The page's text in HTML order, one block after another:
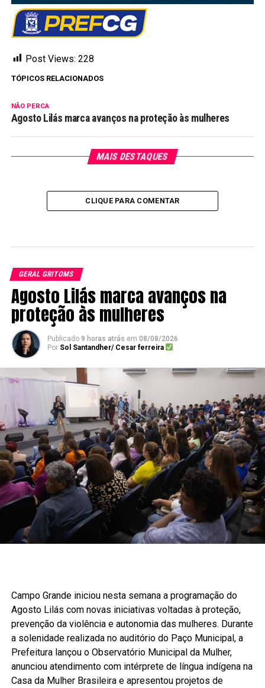
Post Views: 228
TÓPICOS RELACIONADOS
NÃO PERCA
Agosto Lilás marca avanços na proteção às mulheres
MAIS DESTAQUES
CLIQUE PARA COMENTAR
GERAL GRITOMS
Agosto Lilás marca avanços na
proteção às mulheres
Publicado 9 horas atrás em 08/08/2026
Por Sol Santandher/ Cesar ferreira
Campo Grande iniciou nesta semana a programação do
Agosto Lilás com novas iniciativas voltadas à proteção,
prevenção da violência e autonomia das mulheres. Durante
a solenidade realizada no auditório do Paço Municipal, a
Prefeitura lançou o Observatório Municipal da Mulher,
anunciou atendimento com intérprete de língua indígena na
Casa da Mulher Brasileira e apresentou projetos de